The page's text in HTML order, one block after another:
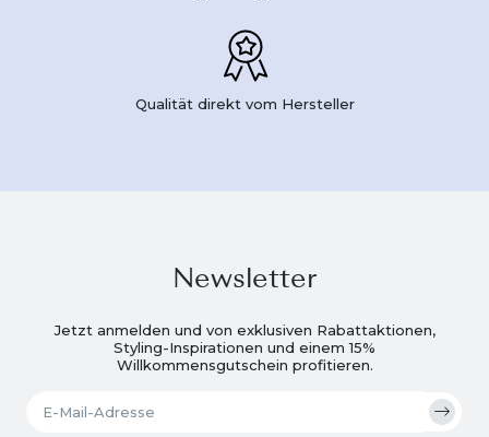
Qualität direkt vom Hersteller
Newsletter
Jetzt anmelden und von exklusiven Rabattaktionen,
Styling-Inspirationen und einem 15%
Willkommensgutschein profitieren.